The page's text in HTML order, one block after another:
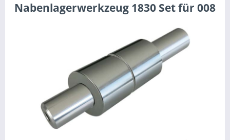
Nabenlagerwerkzeug 1830 Set für 008